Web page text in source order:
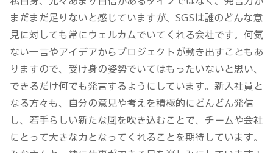
まだまだ足りないと感じていますが、SGSは誰のどんな意
見に対しても常にウェルカムでいてくれる会社です。何気
ない一言やアイデアからプロジェクトが動き出すこともあ
りますので、受け身の姿勢でいてはもったいないと思い、
できるだけ何でも発言するようにしています。新入社員と
なる方々も、自分の意見や考えを積極的にどんどん発信
し、若手らしい新たな風を吹き込むことで、チームや会社
にとって大きな力となってくれることを期待しています。